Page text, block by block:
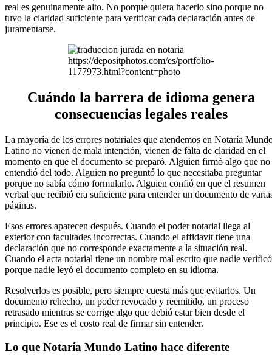
real es genuinamente alto. No porque quiera hacerlo sino porque no
tuvo la claridad suficiente para verificar cada declaración antes de
juramentarse.
https://depositphotos.com/es/portfolio-
1177973.html?content=photo
Cuándo la barrera de idioma genera
consecuencias legales reales
La mayoría de los errores notariales que atendemos en Notaría
Latino no vienen de mala intención, vienen de falta de claridad en el
momento en que el documento se preparó. Alguien firmó algo que no
entendió del todo. Alguien no preguntó lo que necesitaba preguntar
porque no sabía cómo formularlo. Alguien confió en que el resumen
verbal que recibió era suficiente para entender un documento de
páginas.
Esos errores aparecen después. Cuando el poder notarial llega al
exterior con facultades incorrectas. Cuando el affidavit tiene una
declaración que no corresponde exactamente a la situación real.
Cuando el acta notarial tiene un nombre mal escrito que nadie verificó
porque nadie leyó el documento completo en su idioma.
Resolverlos es posible, pero siempre cuesta más que evitarlos. Un
documento rehecho, un poder revocado y reemitido, un proceso
retrasado mientras se corrige algo que debió estar bien desde el
principio. Ese es el costo real de firmar sin entender.
Lo que Notaría Mundo Latino hace diferente